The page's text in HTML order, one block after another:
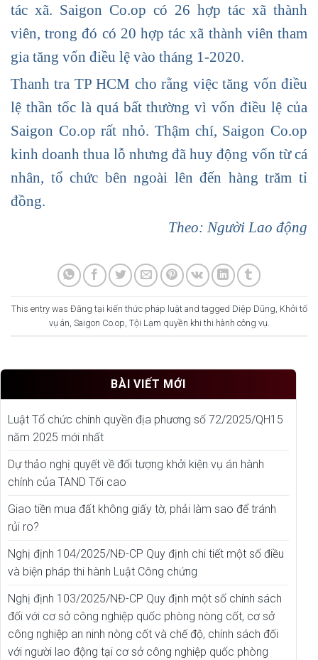
tác xã. Saigon Co.op có 26 hợp tác xã thành
viên, trong đó có 20 hợp tác xã thành viên tham
gia tăng vốn điều lệ vào tháng 1-2020.
Thanh tra TP HCM cho rằng việc tăng vốn điều
lệ thần tốc là quá bất thường vì vốn điều lệ của
Saigon Co.op rất nhỏ. Thậm chí, Saigon Co.op
kinh doanh thua lỗ nhưng đã huy động vốn từ cá
nhân, tổ chức bên ngoài lên đến hàng trăm tỉ
đồng.
Theo: Người Lao động
This entry was Đăng tại kiến thức pháp luậtand tagged Diệp Dũng Khởi tố
vụ án Saigon Co.op Tội Lạm quyền khi thi hành công vụ
BÀI VIẾT MỚI
Luật Tổ chức chính quyền địa phương số 72/2025/QH15
năm 2025 mới nhất
Dự thảo nghị quyết về đối tượng khởi kiện vụ án hành
chính của TAND Tối cao
Giao tiền mua đất không giấy tờ, phải làm sao để tránh
rủi ro?
Nghị định 104/2025/NĐ-CP Quy định chi tiết một số điều
và biện pháp thi hành Luật Công chứng
Nghị định 103/2025/NĐ-CP Quy định một số chính sách
đối với cơ sở công nghiệp quốc phòng nòng cốt, cơ sở
công nghiệp an ninh nòng cốt và chế độ, chính sách đối
với người lao động tại cơ sở công nghiệp quốc phòng